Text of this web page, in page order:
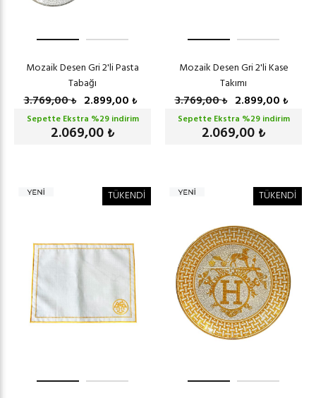
Mozaik Desen Gri 2'li Pasta
Tabağı
3.769,00₺ 2.899,00 ₺
Sepette Ekstra %29indirim
2.069,00 ₺
Mozaik Desen Gri 2'li Kase
Takımı
3.769,00₺ 2.899,00 ₺
Sepette Ekstra %29indirim
2.069,00 ₺
TÜKENDİ TÜKENDİ